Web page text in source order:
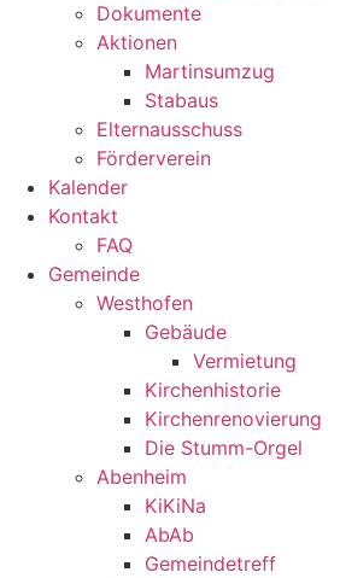
Dokumente
Aktionen
Martinsumzug
Stabaus
Elternausschuss
Förderverein
Kalender
Kontakt
FAQ
Gemeinde
Westhofen
Gebäude
Vermietung
Kirchenhistorie
Kirchenrenovierung
Die Stumm-Orgel
Abenheim
KiKiNa
AbAb
Gemeindetreff